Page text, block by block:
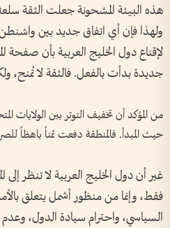
هذه البيئة المشحونة جعلت الثقة
ولهذا فإن أي اتفاق جديد بين
لإقناع دول الخليج العربية بأن
جديدة بدأت بالفعل. فالثقة لا تُمنح،
من المؤكد أن تخفيف التوتر بين الولايات
حيث المبدأ. فالمنطقة دفعت ثمناً باهظاً
غير أن دول الخليج العربية لا تنظر
فقط، وإنما من منظور أشمل يتعلق
السياسي، واحترام سيادة الدول،